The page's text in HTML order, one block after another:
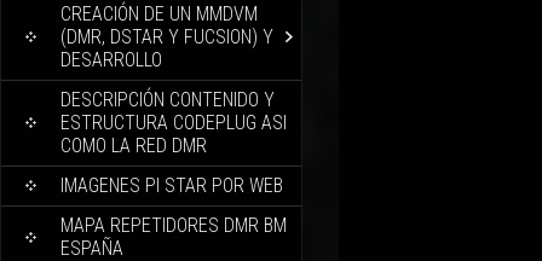
CREACIÓN DE UN MMDVM
(DMR, DSTAR Y FUCSION) Y
DESARROLLO
DESCRIPCIÓN CONTENIDO Y
ESTRUCTURA CODEPLUG ASI
COMO LA RED DMR
IMAGENES PI STAR POR WEB
MAPA REPETIDORES DMR BM
ESPAÑA